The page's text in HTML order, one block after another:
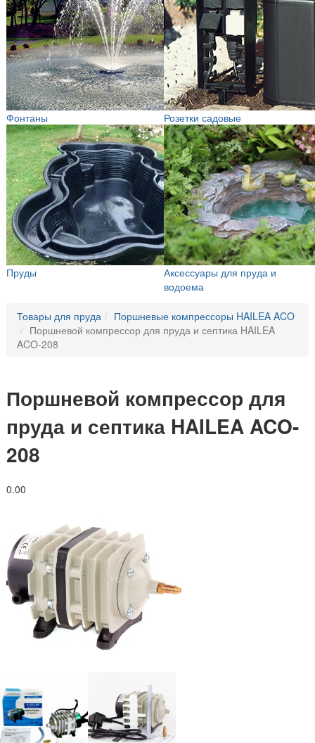
Фонтаны Розетки садовые
Пруды
Аксессуары для пруда и
водоема
Товары для пруда
Поршневые компрессоры HAILEA ACO
Поршневой компрессор для пруда и септика HAILEA
ACO-208
Поршневой компрессор для
пруда и септика HAILEA ACO-
208
0.00